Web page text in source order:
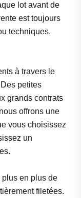
lot avant de
est toujours
techniques.
à travers le
petites
grands contrats
offrons une
vous choisissez
un
plus en plus de
filetées.